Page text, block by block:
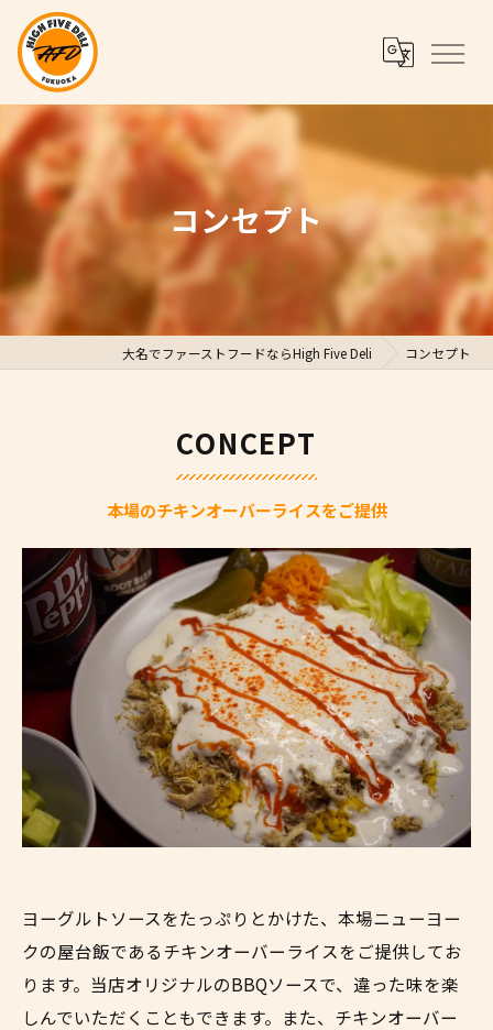
コンセプト
大名でファーストフードならHigh Five Deli コンセプト
本場のチキンオーバーライスをご提供
CONCEPT
ヨーグルトソースをたっぷりとかけた、本場ニューヨー
クの屋台飯であるチキンオーバーライスをご提供してお
ります。当店オリジナルのBBQソースで、違った味を楽
しんでいただくこともできます。また、チキンオーバー